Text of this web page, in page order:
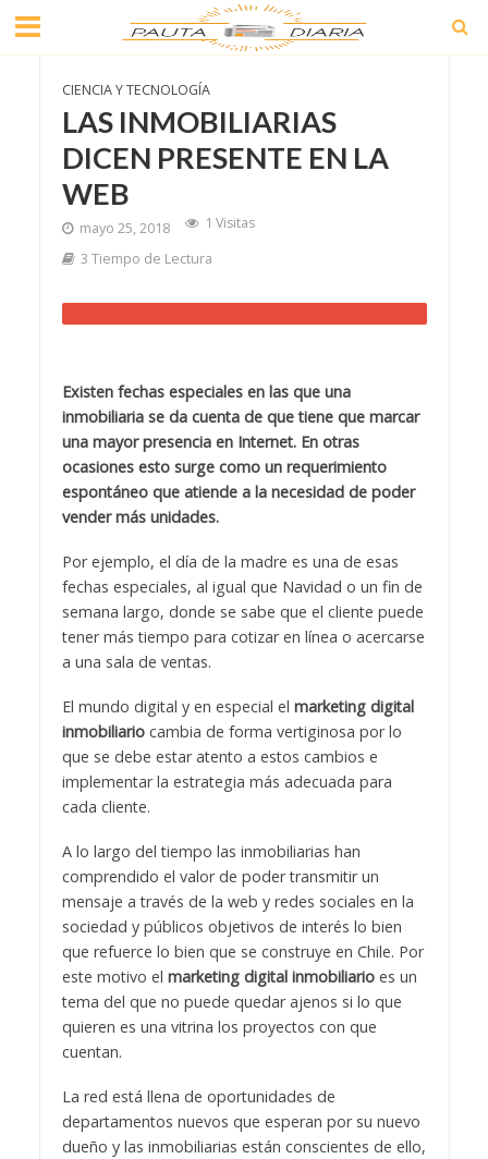
CIENCIA Y TECNOLOGÍA
LAS INMOBILIARIAS
DICEN PRESENTE EN LA
WEB
mayo 25, 2018
1 Visitas
3 Tiempo de Lectura
Existen fechas especiales en las que una
inmobiliaria se da cuenta de que tiene que marcar
una mayor presencia en Internet. En otras
ocasiones esto surge como un requerimiento
espontáneo que atiende a la necesidad de poder
vender más unidades.
Por ejemplo, el día de la madre es una de esas
fechas especiales, al igual que Navidad o un fin de
semana largo, donde se sabe que el cliente puede
tener más tiempo para cotizar en línea o acercarse
a una sala de ventas.
El mundo digital y en especial el marketing digital
inmobiliariocambia de forma vertiginosa por lo
que se debe estar atento a estos cambios e
implementar la estrategia más adecuada para
cada cliente.
A lo largo del tiempo las inmobiliarias han
comprendido el valor de poder transmitir un
mensaje a través de la web y redes sociales en la
sociedad y públicos objetivos de interés lo bien
que refuerce lo bien que se construye en Chile. Por
este motivo el marketing digital inmobiliarioes un
tema del que no puede quedar ajenos si lo que
quieren es una vitrina los proyectos con que
cuentan.
La red está llena de oportunidades de
departamentos nuevos que esperan por su nuevo
dueño y las inmobiliarias están conscientes de ello,